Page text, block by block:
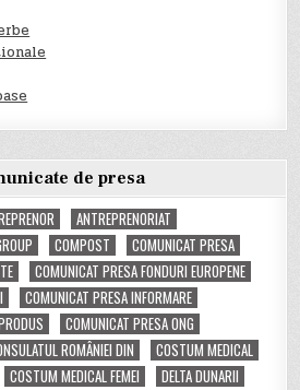
de presa
ANTREPRENORIAT
COMPOST
COMUNICAT PRESA
COMUNICAT PRESA FONDURI EUROPENE
COMUNICAT PRESA INFORMARE
COMUNICAT PRESA ONG
ROMÂNIEI DIN
COSTUM MEDICAL
COSTUM MEDICAL FEMEI DELTA DUNARII